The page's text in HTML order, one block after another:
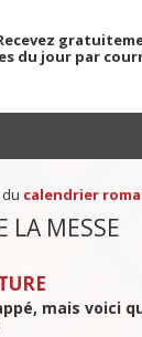
du jour par
calendrier
LA MESSE
mais voici